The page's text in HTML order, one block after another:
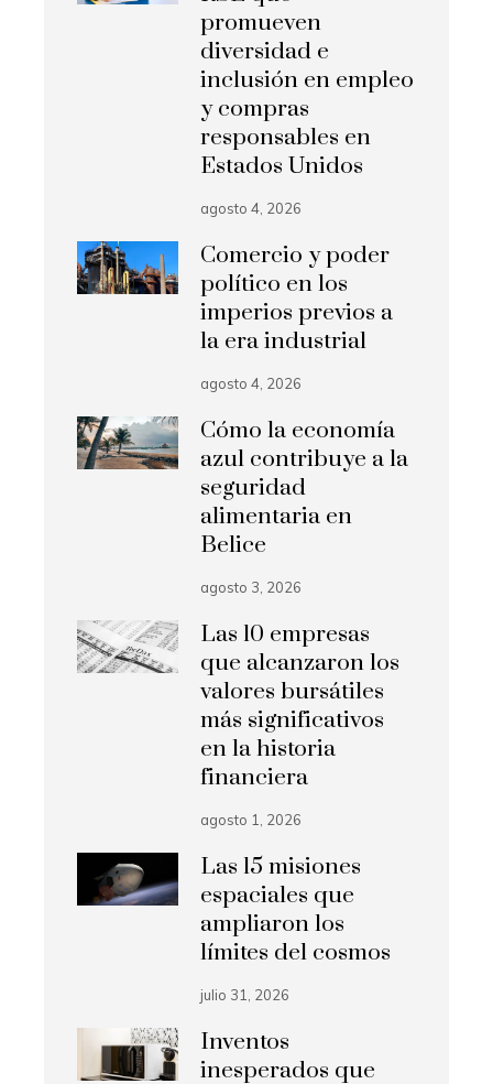
promueven
diversidad e
inclusión en empleo
y compras
responsables en
Estados Unidos
agosto 4, 2026
Comercio y poder
político en los
imperios previos a
la era industrial
agosto 4, 2026
Cómo la economía
azul contribuye a la
seguridad
alimentaria en
Belice
agosto 3, 2026
Las 10 empresas
que alcanzaron los
valores bursátiles
más significativos
en la historia
financiera
agosto 1, 2026
Las 15 misiones
espaciales que
ampliaron los
límites del cosmos
julio 31, 2026
Inventos
inesperados que